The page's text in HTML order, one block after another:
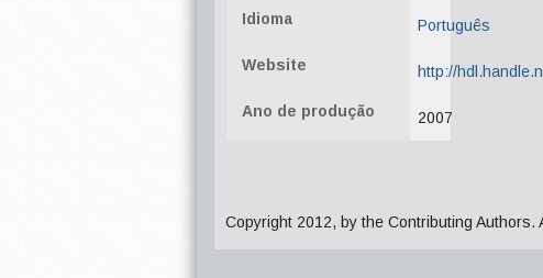
Idioma Português
Website http://
Ano de produção 2007
Copyright 2012, by the Contributing Authors.